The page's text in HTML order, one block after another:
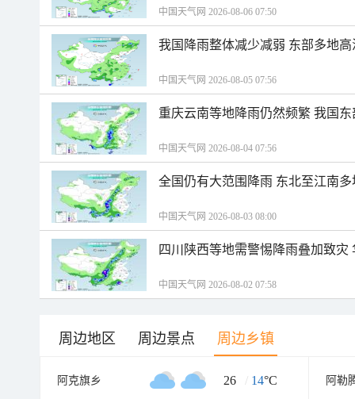
中国天气网 2026-08-06 07:50
我国降雨整体减少减弱 东部多地
中国天气网 2026-08-05 07:56
重庆云南等地降雨仍然频繁 我国
中国天气网 2026-08-04 07:56
全国仍有大范围降雨 东北至江南
中国天气网 2026-08-03 08:00
四川陕西等地需警惕降雨叠加致
中国天气网 2026-08-02 07:58
周边地区 周边景点 周边乡镇
阿克旗乡 26 / 14°C 阿勒